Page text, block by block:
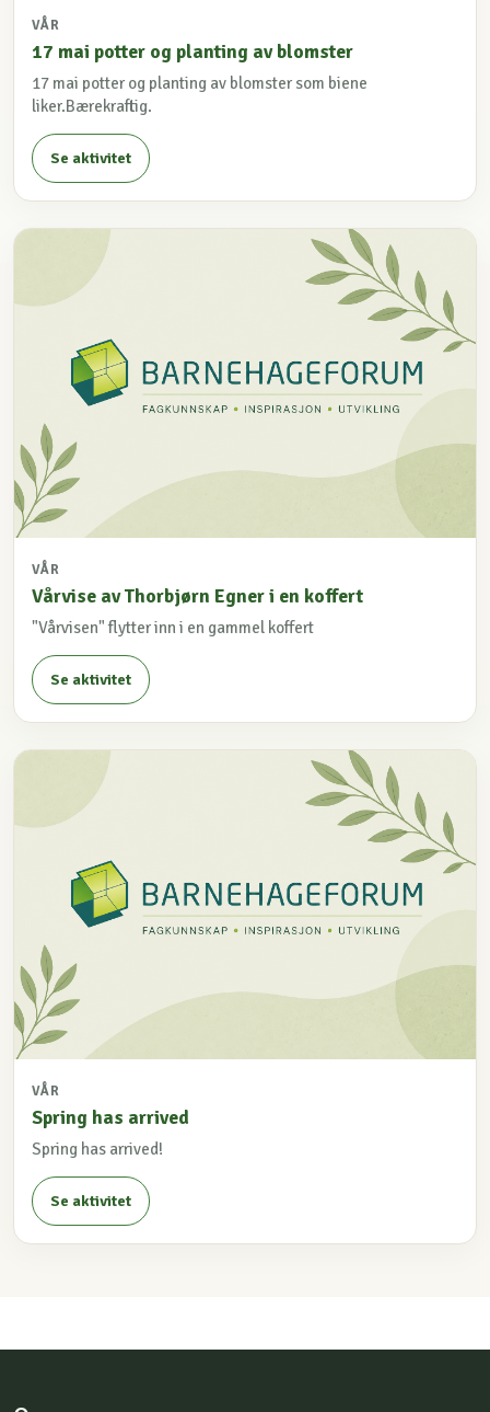
VÅR
17 mai potter og planting av blomster
17 mai potter og planting av blomster som biene
liker.Bærekraftig.
Se aktivitet
VÅR
Vårvise av Thorbjørn Egner i en koffert
"Vårvisen" flytter inn i en gammel koffert
Se aktivitet
VÅR
Spring has arrived
Spring has arrived!
Se aktivitet